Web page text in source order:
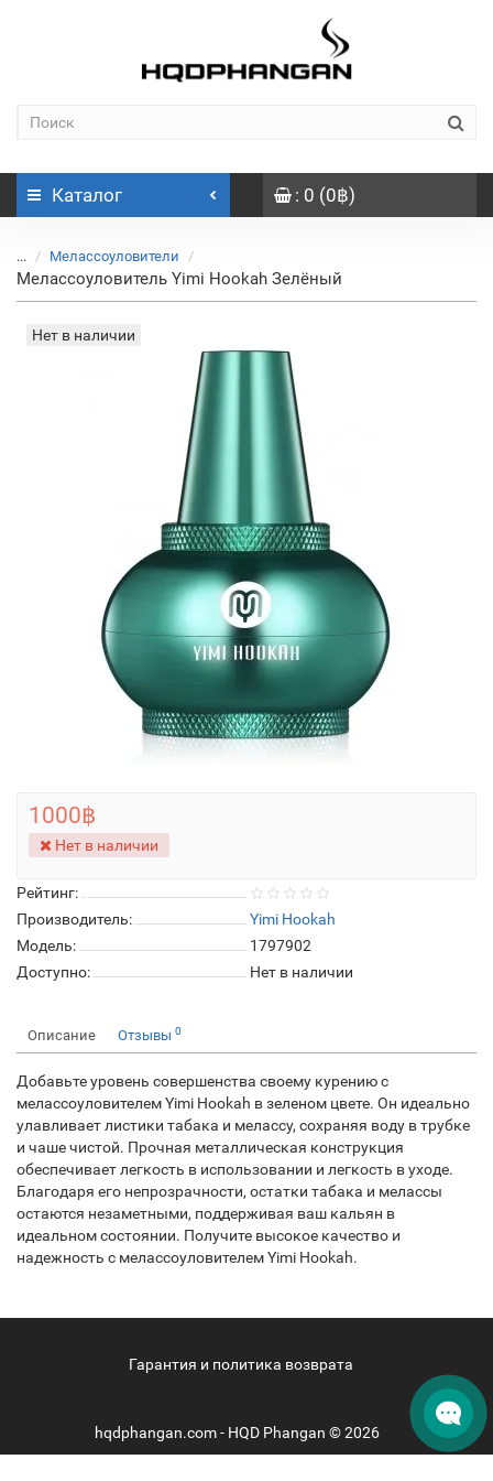
Каталог : 0 (0฿)
... Мелассоуловители
Мелассоуловитель Yimi Hookah Зелёный
Нет в наличии
Рейтинг:
Производитель:
Yimi Hookah
Модель:
1797902
Доступно:
Нет в наличии
1000฿
Нет в наличии
Описание Отзывы 0
Добавьте уровень совершенства своему курению с
мелассоуловителем Yimi Hookah в зеленом цвете. Он идеально
улавливает листики табака и мелассу, сохраняя воду в трубке
и чаше чистой. Прочная металлическая конструкция
обеспечивает легкость в использовании и легкость в уходе.
Благодаря его непрозрачности, остатки табака и мелассы
остаются незаметными, поддерживая ваш кальян в
идеальном состоянии. Получите высокое качество и
надежность с мелассоуловителем Yimi Hookah.
Гарантия и политика возврата
hqdphangan.com - HQD Phangan © 2026